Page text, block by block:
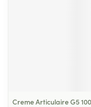
Creme Articulaire G5